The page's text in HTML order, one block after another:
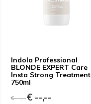
Indola Professional
BLONDE EXPERT Care
Insta Strong Treatment
750ml
€ --,--€ --,--